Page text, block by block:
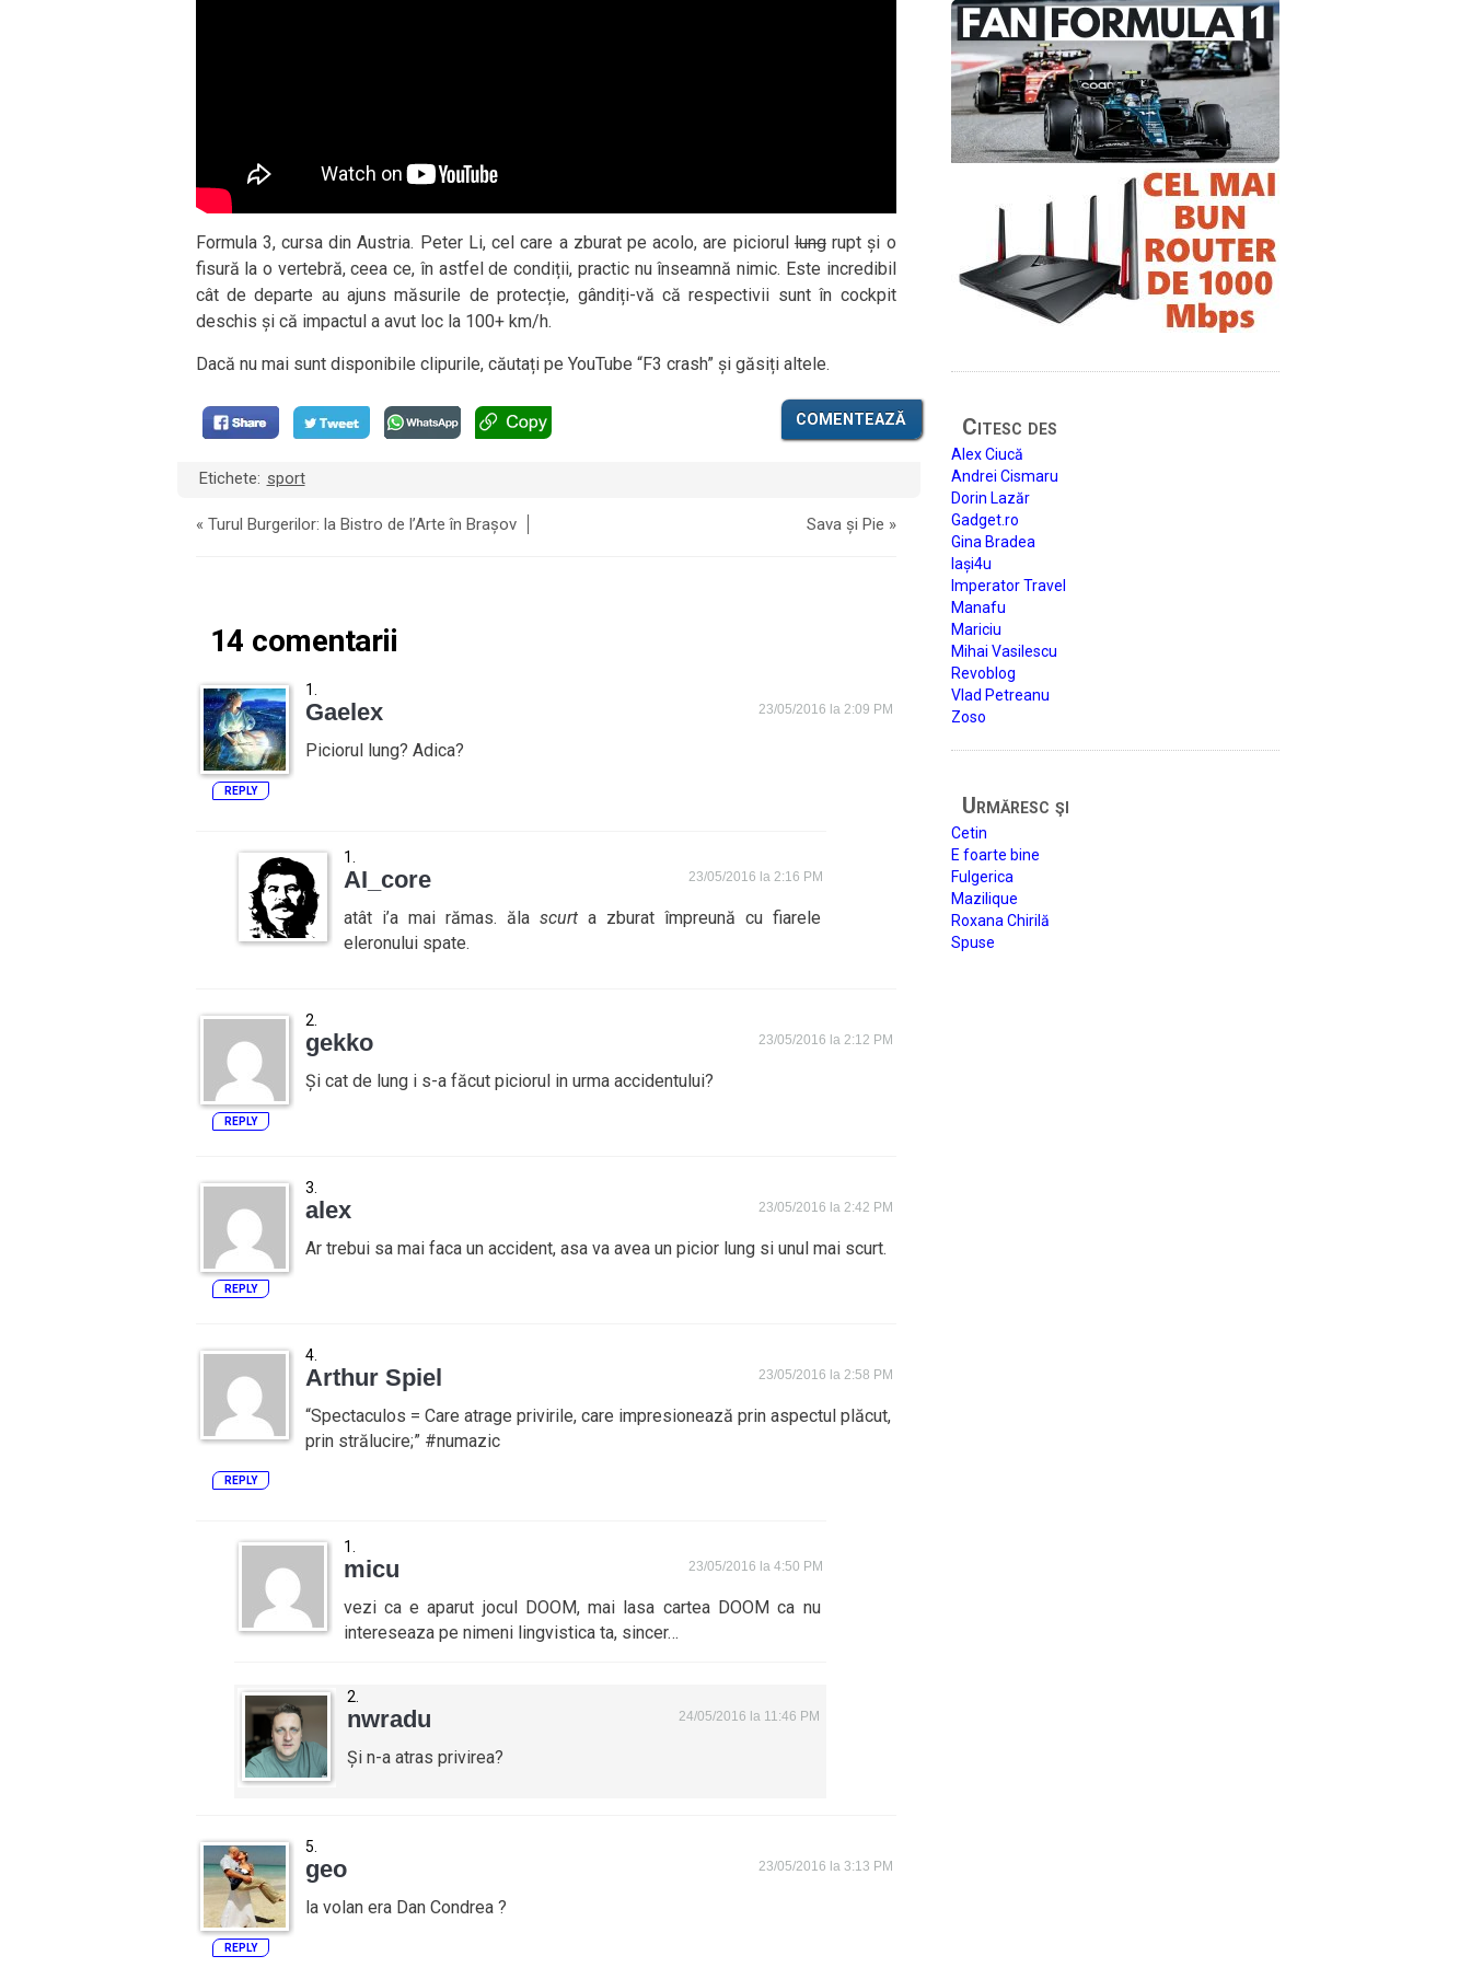
Formula 3, cursa din Austria. Peter Li, cel care a zburat pe acolo, are piciorullungrupt și o
fisură la o vertebră, ceea ce, în astfel de condiții, practic nu înseamnă nimic. Este incredibil
cât de departe au ajuns măsurile de protecție, gândiți-vă că respectivii sunt în cockpit
deschis și că impactul a avut loc la 100+ km/h.
Dacă nu mai sunt disponibile clipurile, căutați pe YouTube “F3 crash” și găsiți altele.
COMENTEAZĂ
Etichete: sport
« Turul Burgerilor: la Bistro de l’Arte în Brașov Sava și Pie »
14 comentarii
Gaelex 23/05/2016 la 2:09 PM
Piciorul lung? Adica?
REPLY
AI_core 23/05/2016 la 2:16 PM
atât i’a mai rămas. ăla scurta zburat împreună cu fiarele
eleronului spate.
gekko 23/05/2016 la 2:12 PM
Și cat de lung i s-a făcut piciorul in urma accidentului?
REPLY
alex 23/05/2016 la 2:42 PM
Ar trebui sa mai faca un accident, asa va avea un picior lung si unul mai scurt.
REPLY
Arthur Spiel 23/05/2016 la 2:58 PM
“Spectaculos = Care atrage privirile, care impresionează prin aspectul plăcut,
prin strălucire;” #numazic
REPLY
micu 23/05/2016 la 4:50 PM
vezi ca e aparut jocul DOOM, mai lasa cartea DOOM ca nu
intereseaza pe nimeni lingvistica ta, sincer…
nwradu 24/05/2016 la 11:46 PM
Și n-a atras privirea?
geo 23/05/2016 la 3:13 PM
la volan era Dan Condrea ?
REPLY
Citesc des
Alex Ciucă
Andrei Cismaru
Dorin Lazăr
Gadget.ro
Gina Bradea
Iași4u
Imperator Travel
Manafu
Mariciu
Mihai Vasilescu
Revoblog
Vlad Petreanu
Zoso
Urmăresc şi
Cetin
E foarte bine
Fulgerica
Mazilique
Roxana Chirilă
Spuse